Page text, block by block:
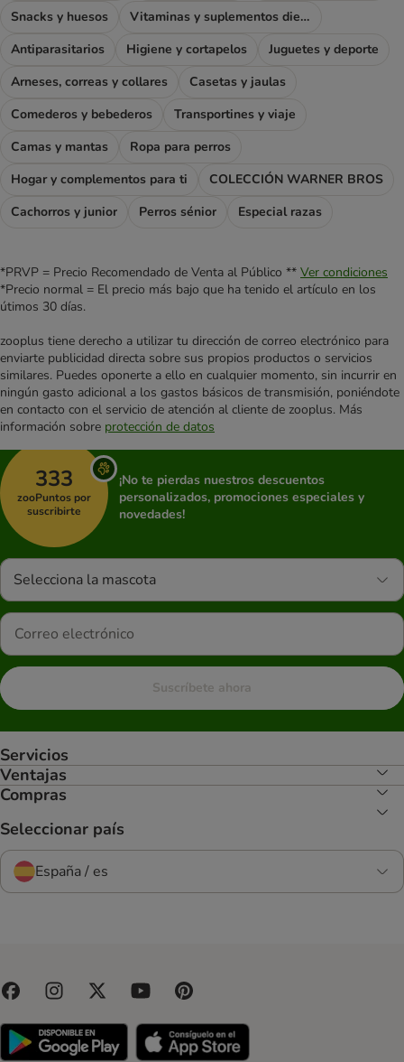
Snacks y huesos
Vitaminas y suplementos dietéticos
Antiparasitarios
Higiene y cortapelos
Juguetes y deporte
Arneses, correas y collares
Casetas y jaulas
Comederos y bebederos
Transportines y viaje
Camas y mantas
Ropa para perros
Hogar y complementos para ti
COLECCIÓN WARNER BROS
Cachorros y junior
Perros sénior Especial razas
*PRVP = Precio Recomendado de Venta al Público ** Ver condiciones
*Precio normal = El precio más bajo que ha tenido el artículo en los
útimos 30 días.
zooplus tiene derecho a utilizar tu dirección de correo electrónico para
enviarte publicidad directa sobre sus propios productos o servicios
similares. Puedes oponerte a ello en cualquier momento, sin incurrir en
ningún gasto adicional a los gastos básicos de transmisión, poniéndote
en contacto con el servicio de atención al cliente de zooplus. Más
información sobre protección de datos
333
zooPuntos por
suscribirte
¡No te pierdas nuestros descuentos
personalizados, promociones especiales y
novedades!
Selecciona la mascota
Suscríbete ahora
Servicios
Ventajas
Compras
Seleccionar país
España / es